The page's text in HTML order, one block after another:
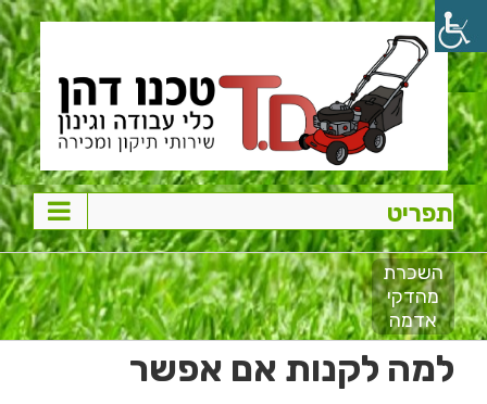
Skip
to
content
השכרת
מהדקי
אדמה
למה לקנות אם אפשר